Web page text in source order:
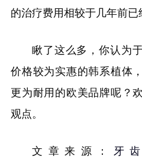
的治疗费用相较于几年前已
瞅了这么多，你认为
价格较为实惠的韩系植体
更为耐用的欧美品牌呢？
观点。
文章来源： 牙